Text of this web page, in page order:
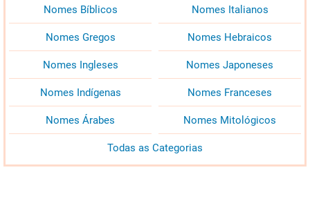
Nomes Bíblicos Nomes Italianos
Nomes Gregos Nomes Hebraicos
Nomes Ingleses Nomes Japoneses
Nomes Indígenas Nomes Franceses
Nomes Árabes Nomes Mitológicos
Todas as Categorias